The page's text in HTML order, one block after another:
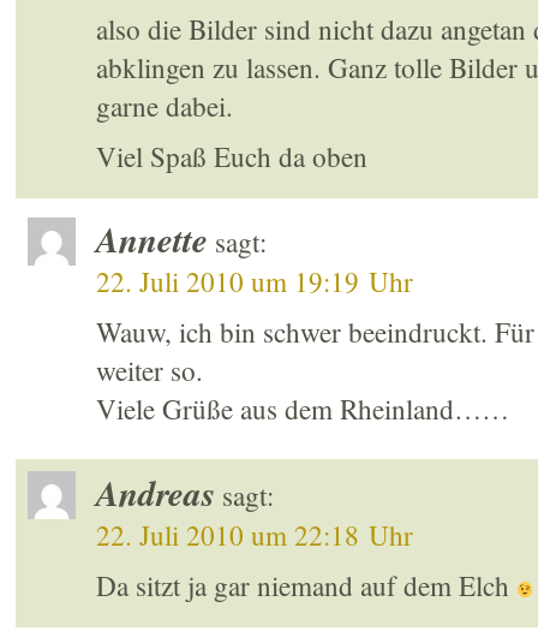
also die Bilder sind nicht dazu angetan
abklingen zu lassen. Ganz tolle Bilder
garne dabei.
Viel Spaß Euch da oben
Annette sagt:
22. Juli 2010 um 19:19 Uhr
Wauw, ich bin schwer beeindruckt.
weiter so.
Viele Grüße aus dem Rheinland……
Andreas sagt:
22. Juli 2010 um 22:18 Uhr
Da sitzt ja gar niemand auf dem Elch